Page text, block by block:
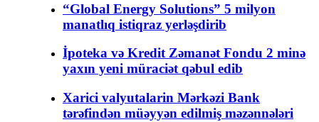
“Global Energy Solutions” 5 milyon
manatlıq istiqraz yerləşdirib
İpoteka və Kredit Zəmanət Fondu 2 minə
yaxın yeni müraciət qəbul edib
Xarici valyutalarin Mərkəzi Bank
tərəfindən müəyyən edilmiş məzənnələri